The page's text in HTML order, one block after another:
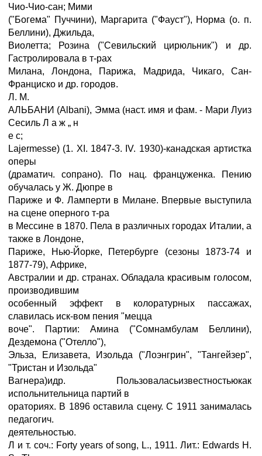
Чио-Чио-сан; Мими
("Богема" Пуччини), Маргарита ("Фауст"), Норма (о. п.
Беллини), Джильда,
Виолетта; Розина ("Севильский цирюльник") и др.
Гастролировала в т-рах
Милана, Лондона, Парижа, Мадрида, Чикаго, Сан-
Франциско и др. городов.
Л. М.
АЛЬБАНИ (Albani), Эмма (наст. имя и фам. - Мари Луиз
Сесиль Л а ж „ н
е с;
Lajermesse) (1. XI. 1847-3. IV. 1930)-канадская артистка
оперы
(драматич. сопрано). По нац. француженка. Пению
обучалась у Ж. Дюпре в
Париже и Ф. Ламперти в Милане. Впервые выступила
на сцене оперного т-ра
в Мессине в 1870. Пела в различных городах Италии, а
также в Лондоне,
Париже, Нью-Йорке, Петербурге (сезоны 1873-74 и
1877-79), Африке,
Австралии и др. странах. Обладала красивым голосом,
производившим
особенный эффект в колоратурных пассажах,
славилась иск-вом пения "мецца
воче". Партии: Амина ("Сомнамбулам Беллини),
Дездемона ("Отелло"),
Эльза, Елизавета, Изольда ("Лоэнгрин", "Тангейзер",
"Тристан и Изольда"
Вагнера)идр. Пользоваласьизвестностьюкак
испольнительница партий в
ораториях. В 1896 оставила сцену. С 1911 занималась
педагогич.
деятельностью.
Л и т. соч.: Forty years of song, L., 1911. Лит.: Edwards H.